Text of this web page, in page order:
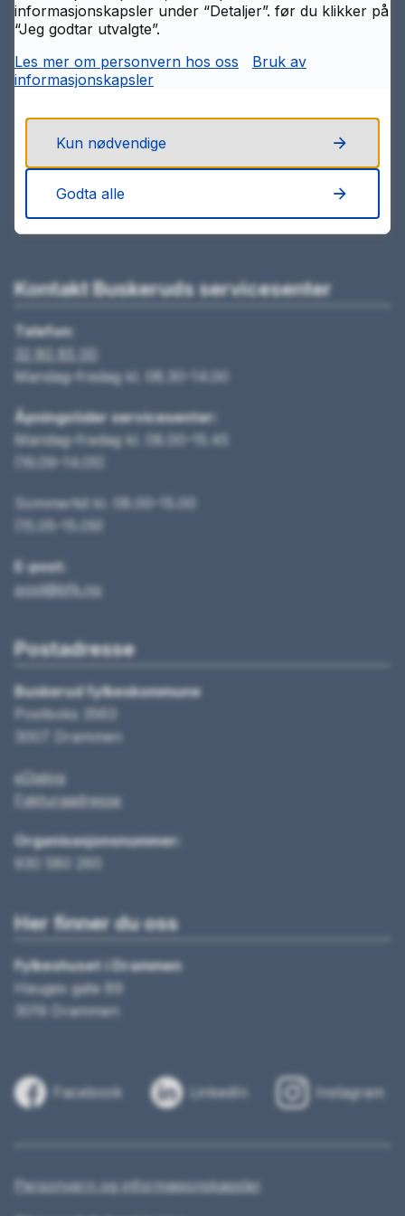
oppdateres sjeldnere.
Kontakt Buskeruds servicesenter
Telefon:
32 80 85 00
Mandag–fredag kl. 08.30–14.00
Åpningstider servicesenter:
Mandag–fredag kl. 08.00–15.45
(16.09–14.05)
Sommertid kl. 08.00–15.00
(15.05–15.09)
E-post:
post@bfk.no
Postadresse
Buskerud fylkeskommune
Postboks 3563
3007 Drammen
eDialog
Fakturaadresse
Organisasjonsnummer:
930 580 260
Her finner du oss
Fylkeshuset i Drammen
Hauges gate 89
3019 Drammen
Facebook LinkedIn Instagram
Personvern og informasjonskapsler
informasjonskapsler under “Detaljer”. før du klikker på
“Jeg godtar utvalgte”.
Les mer om personvern hos oss
Bruk av
informasjonskapsler
Kun nødvendige
Godta alle